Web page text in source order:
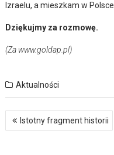
Izraelu, a mieszkam w Polsce.
Dziękujmy za rozmowę.
(Za www.goldap.pl)
Aktualności
Nawigacja
wpisuIstotny fragment historii